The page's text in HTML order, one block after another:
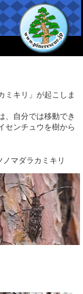
ミキリ」が起こしま
、自分では移動でき
センチュウを樹から
ノマダラカミキリ